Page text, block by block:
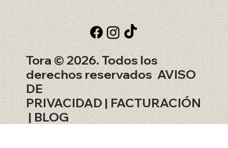
Tora © 2026. Todos los
derechos reservadosAVISO
DE
PRIVACIDAD|FACTURACIÓN
|BLOG